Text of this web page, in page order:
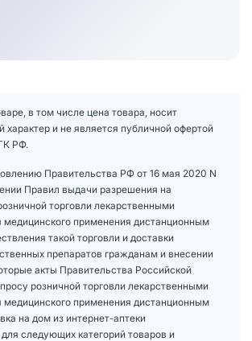
в том числе цена товара, носит
характер и не является публичной офертой
РФ.
Правительства РФ от 16 мая 2020 N
Правил выдачи разрешения на
торговли лекарственными
медицинского применения дистанционным
такой торговли и доставки
препаратов гражданам и внесении
акты Правительства Российской
розничной торговли лекарственными
медицинского применения дистанционным
на дом из интернет-аптеки
следующих категорий товаров и